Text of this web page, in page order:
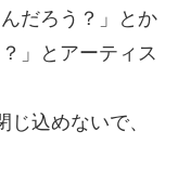
だろう？」とか
」とアーティス
込めないで、